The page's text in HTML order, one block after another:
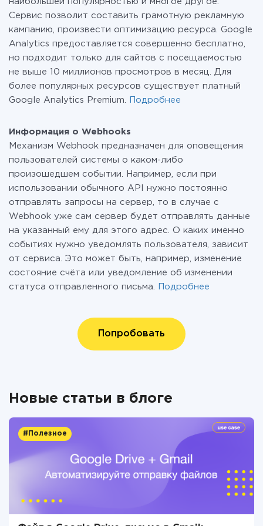
Сервис позволит составить грамотную рекламную
кампанию, произвести оптимизацию ресурса. Google
Analytics предоставляется совершенно бесплатно,
но подходит только для сайтов с посещаемостью
не выше 10 миллионов просмотров в месяц. Для
более популярных ресурсов существует платный
Google Analytics Premium.
Подробнее
Информация о Webhooks
Механизм Webhook предназначен для оповещения
пользователей системы о каком-либо
произошедшем событии. Например, если при
использовании обычного API нужно постоянно
отправлять запросы на сервер, то в случае с
Webhook уже сам сервер будет отправлять данные
на указанный ему для этого адрес. О каких именно
событиях нужно уведомлять пользователя, зависит
от сервиса. Это может быть, например, изменение
состояние счёта или уведомление об изменении
статуса отправленного письма.
Подробнее
Попробовать
Новые статьи в блоге
#Полезное